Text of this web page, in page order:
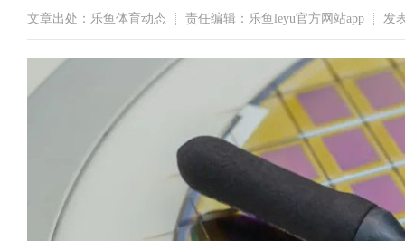
文章出处：乐鱼体育动态 责任编辑：乐鱼leyu官方网站app 发